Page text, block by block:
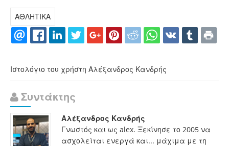
ΑΘΛΗΤΙΚΑ
Ιστολόγιο του χρήστη Αλέξανδρος Κανδρής
Συντάκτης
Αλέξανδρος Κανδρής
Γνωστός και ως alex. Ξεκίνησε το 2005 να
ασχολείται ενεργά και... μάχιμα με τη